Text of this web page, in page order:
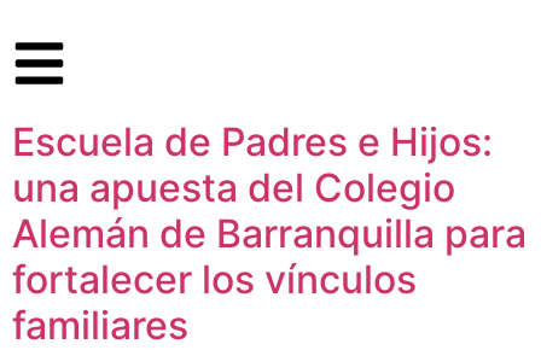
Escuela de Padres e Hijos:
una apuesta del Colegio
Alemán de Barranquilla para
fortalecer los vínculos
familiares